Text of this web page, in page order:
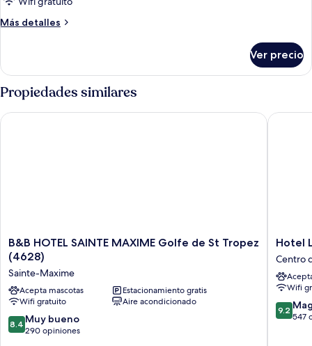
Más detalles
Más
Ver precio
Propiedades similares
B&B
HOTEL
SAINTE
MAXIME
Golfe
de
St
Tropez
B&B HOTEL SAINTE MAXIME Golfe de St Tropez
(4628)
Sainte-Maxime
Acepta mascotas
Estacionamiento gratis
Wifi gratuito
Aire acondicionado
8.4
de
8.4 Muy bueno
290 opiniones
B&B HOTEL SAINTE MAXIME Golfe de St Tropez (4628)
Hotel
Le
Petit
Prince
Centro
de
la
Hotel
Centro
Wifi
9.2
de
9.2
547
Hotel